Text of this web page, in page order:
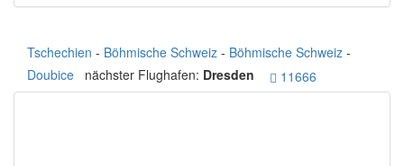
Tschechien - Böhmische Schweiz - Böhmische Schweiz -
Doubice nächster Flughafen: Dresden 11666